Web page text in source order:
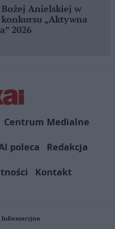
Anielskiej w
„Aktywna
2026
Centrum Medialne
poleca
Redakcja
Kontakt